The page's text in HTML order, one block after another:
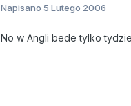
Napisano 5 Lutego 2006
No w Angli bede tylko